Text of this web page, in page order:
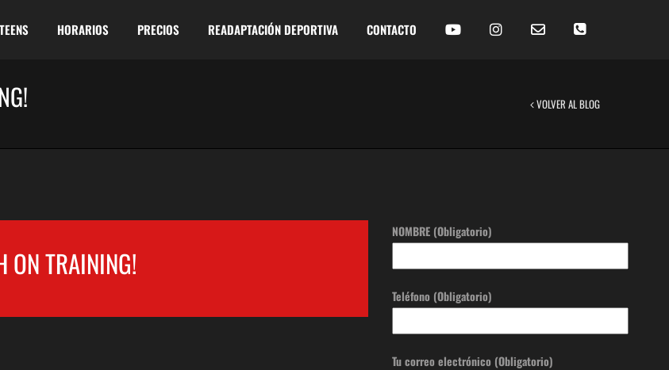
HORARIOS PRECIOS READAPTACIÓN DEPORTIVA CONTACTO
VOLVER AL BLOG
ON TRAINING!
NOMBRE (Obligatorio)
Teléfono (Obligatorio)
Tu correo electrónico (Obligatorio)